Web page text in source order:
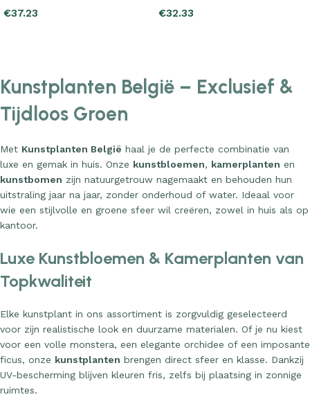
Kunstplanten België – Exclusief &
Tijdloos Groen
Met Kunstplanten België haal je de perfecte combinatie van
luxe en gemak in huis. Onze kunstbloemen, kamerplanten en
kunstbomen zijn natuurgetrouw nagemaakt en behouden hun
uitstraling jaar na jaar, zonder onderhoud of water. Ideaal voor
wie een stijlvolle en groene sfeer wil creëren, zowel in huis als op
kantoor.
Luxe Kunstbloemen & Kamerplanten van
Topkwaliteit
Elke kunstplant in ons assortiment is zorgvuldig geselecteerd
voor zijn realistische look en duurzame materialen. Of je nu kiest
voor een volle monstera, een elegante orchidee of een imposante
ficus, onze kunstplanten brengen direct sfeer en klasse. Dankzij
UV-bescherming blijven kleuren fris, zelfs bij plaatsing in zonnige
ruimtes.